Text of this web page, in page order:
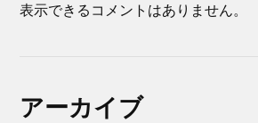
表示できるコメントはありません。
アーカイブ